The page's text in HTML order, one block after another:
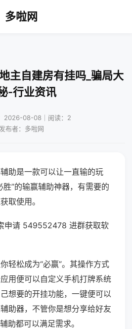
多啦网
主自建房有挂吗_骗局大
-行业资讯
2026-08-08｜阅读：2
发布者：多啦网
助是一款可以让一直输的玩
胜”的输赢辅助神器，有需要的
取使用。
申请 549552478 进群获取软
轻松成为“必赢”。其操作方式
用便可以自定义手机打牌系统
想要的开挂功能，一键便可以
助器，不管你是想分享给好友
助都可以满足需求。